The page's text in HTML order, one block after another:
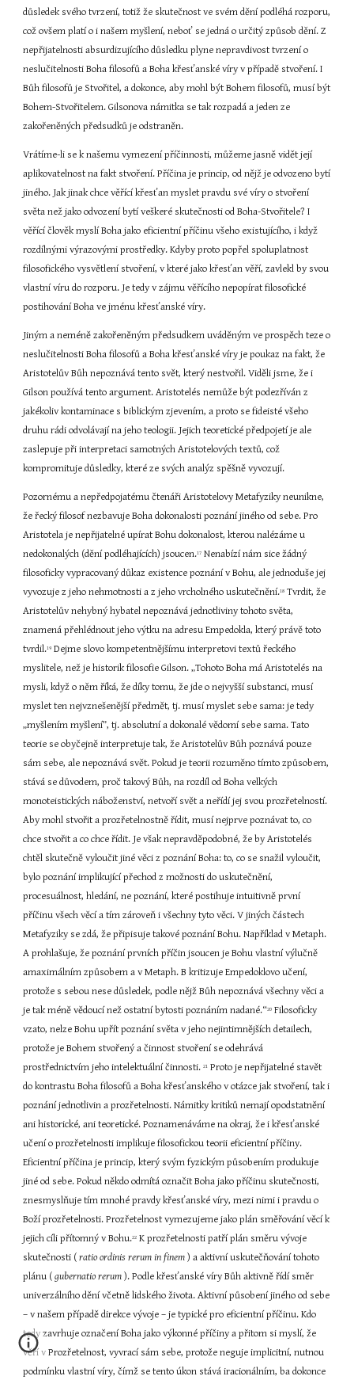
důsledek svého tvrzení, totiž že skutečnost ve svém dění podléhá rozporu,
což ovšem platí o i našem myšlení, neboť se jedná o určitý způsob dění. Z
nepřijatelnosti absurdizujícího důsledku plyne nepravdivost tvrzení o
neslučitelnosti Boha filosofů a Boha křesťanské víry v případě stvoření. I
Bůh filosofů je Stvořitel, a dokonce, aby mohl být Bohem filosofů, musí být
Bohem-Stvořitelem. Gilsonova námitka se tak rozpadá a jeden ze
zakořeněných předsudků je odstraněn.
Vrátíme-li se k našemu vymezení příčinnosti, můžeme jasně vidět její
aplikovatelnost na fakt stvoření. Příčina je princip, od nějž je odvozeno bytí
jiného. Jak jinak chce věřící křesťan myslet pravdu své víry o stvoření
světa než jako odvození bytí veškeré skutečnosti od Boha-Stvořitele? I
věřící člověk myslí Boha jako eficientní příčinu všeho existujícího, i když
rozdílnými výrazovými prostředky. Kdyby proto popřel spoluplatnost
filosofického vysvětlení stvoření, v které jako křesťan věří, zavlekl by svou
vlastní víru do rozporu. Je tedy v zájmu věřícího nepopírat filosofické
postihování Boha ve jménu křesťanské víry.
Jiným a neméně zakořeněným předsudkem uváděným ve prospěch teze o
neslučitelnosti Boha filosofů a Boha křesťanské víry je poukaz na fakt, že
Aristotelův Bůh nepoznává tento svět, který nestvořil. Viděli jsme, že i
Gilson používá tento argument. Aristotelés nemůže být podezříván z
jakékoliv kontaminace s biblickým zjevením, a proto se fideisté všeho
druhu rádi odvolávají na jeho teologii. Jejich teoretické předpojetí je ale
zaslepuje při interpretaci samotných Aristotelových textů, což
kompromituje důsledky, které ze svých analýz spěšně vyvozují.
Pozornému a nepředpojatému čtenáři Aristotelovy Metafyziky neunikne,
že řecký filosof nezbavuje Boha dokonalosti poznání jiného od sebe. Pro
Aristotela je nepřijatelné upírat Bohu dokonalost, kterou nalézáme u
nedokonalých (dění podléhajících) jsoucen.17 Nenabízí nám sice žádný
filosoficky vypracovaný důkaz existence poznání v Bohu, ale jednoduše jej
vyvozuje z jeho nehmotnosti a z jeho vrcholného uskutečnění.18 Tvrdit, že
Aristotelův nehybný hybatel nepoznává jednotliviny tohoto světa,
znamená přehlédnout jeho výtku na adresu Empedokla, který právě toto
tvrdil.19 Dejme slovo kompetentnějšímu interpretovi textů řeckého
myslitele, než je historik filosofie Gilson. „Tohoto Boha má Aristotelés na
mysli, když o něm říká, že díky tomu, že jde o nejvyšší substanci, musí
myslet ten nejvznešenější předmět, tj. musí myslet sebe sama: je tedy
„myšlením myšlení”, tj. absolutní a dokonalé vědomí sebe sama. Tato
teorie se obyčejně interpretuje tak, že Aristotelův Bůh poznává pouze
sám sebe, ale nepoznává svět. Pokud je teorii rozuměno tímto způsobem,
stává se důvodem, proč takový Bůh, na rozdíl od Boha velkých
monoteistických náboženství, netvoří svět a neřídí jej svou prozřetelností.
Aby mohl stvořit a prozřetelnostně řídit, musí nejprve poznávat to, co
chce stvořit a co chce řídit. Je však nepravděpodobné, že by Aristotelés
chtěl skutečně vyloučit jiné věci z poznání Boha: to, co se snažil vyloučit,
bylo poznání implikující přechod z možnosti do uskutečnění,
procesuálnost, hledání, ne poznání, které postihuje intuitivně první
příčinu všech věcí a tím zároveň i všechny tyto věci. V jiných částech
Metafyziky se zdá, že připisuje takové poznání Bohu. Například v Metaph.
A prohlašuje, že poznání prvních příčin jsoucen je Bohu vlastní výlučně
amaximálním způsobem a v Metaph. B kritizuje Empedoklovo učení,
protože s sebou nese důsledek, podle nějž Bůh nepoznává všechny věci a
je tak méně vědoucí než ostatní bytosti poznáním nadané.“20 Filosoficky
vzato, nelze Bohu upřít poznání světa v jeho nejintimnějších detailech,
protože je Bohem stvořený a činnost stvoření se odehrává
prostřednictvím jeho intelektuální činnosti. 21 Proto je nepřijatelné stavět
do kontrastu Boha filosofů a Boha křesťanského v otázce jak stvoření, tak i
poznání jednotlivin a prozřetelnosti. Námitky kritiků nemají opodstatnění
ani historické, ani teoretické. Poznamenáváme na okraj, že i křesťanské
učení o prozřetelnosti implikuje filosofickou teorii eficientní příčiny.
Eficientní příčina je princip, který svým fyzickým působením produkuje
jiné od sebe. Pokud někdo odmítá označit Boha jako příčinu skutečnosti,
znesmyslňuje tím mnohé pravdy křesťanské víry, mezi nimi i pravdu o
Boží prozřetelnosti. Prozřetelnost vymezujeme jako plán směřování věcí k
jejich cíli přítomný v Bohu.22 K prozřetelnosti patří plán směru vývoje
skutečnosti ( ratio ordinis rerum in finem ) a aktivní uskutečňování tohoto
plánu ( gubernatio rerum ). Podle křesťanské víry Bůh aktivně řídí směr
univerzálního dění včetně lidského života. Aktivní působení jiného od sebe
– v našem případě direkce vývoje – je typické pro eficientní příčinu. Kdo
tedy zavrhuje označení Boha jako výkonné příčiny a přitom si myslí, že
věří v Prozřetelnost, vyvrací sám sebe, protože neguje implicitní, nutnou
podmínku vlastní víry, čímž se tento úkon stává iracionálním, ba dokonce